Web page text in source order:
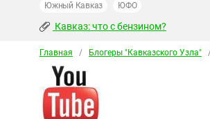
Южный Кавказ ЮФО
Кавказ: что с бензином?
Главная / Блогеры "Кавказского Узла"